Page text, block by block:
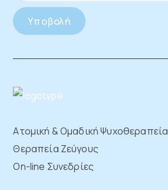
Ατομική & Ομαδική Ψυχοθεραπεία
Θεραπεία Ζεύγους
On-line Συνεδρίες